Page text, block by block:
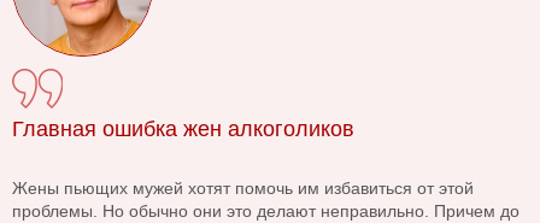
Главная ошибка жен алкоголиков
Жены пьющих мужей хотят помочь им избавиться от этой
проблемы. Но обычно они это делают неправильно. Причем до